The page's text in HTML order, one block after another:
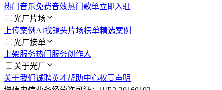
热门音乐免费音效热门歌单立即入驻
光厂片场
上传案例 AI找镜头片场榜单精选案例
光厂接单
上架服务热门服务创作人
关于光厂
关于我们 诚聘英才帮助中心权责声明